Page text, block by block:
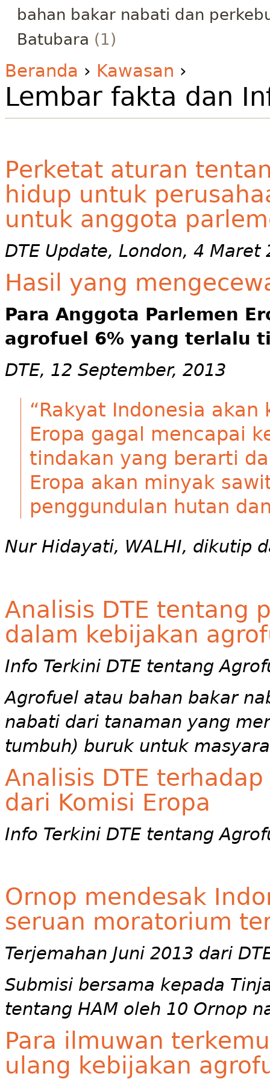
bahan bakar nabati dan
Batubara (1)
Beranda › Kawasan ›
Lembar fakta dan
Perketat aturan
hidup untuk
untuk anggota
DTE Update, London, 4 Maret
Hasil yang
Para Anggota Parlemen
agrofuel 6% yang terlalu
DTE, 12 September, 2013
“Rakyat Indonesia
Eropa gagal mencapai
tindakan yang berarti
Eropa akan minyak
penggundulan hutan
Nur Hidayati, WALHI, dikutip
Analisis DTE tentang
dalam kebijakan
Info Terkini DTE tentang
Agrofuel atau bahan bakar
nabati dari tanaman yang
tumbuh) buruk untuk
Analisis DTE
dari Komisi Eropa
Info Terkini DTE tentang
Ornop mendesak
seruan moratorium
Terjemahan Juni 2013 dari
Submisi bersama kepada
tentang HAM oleh 10 Ornop
Para ilmuwan
ulang kebijakan